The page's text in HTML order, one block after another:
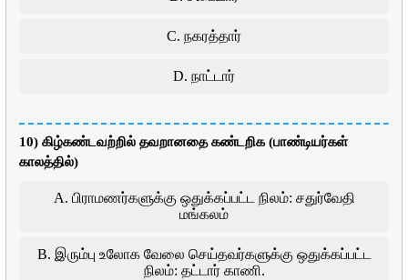
C. நகரத்தார்
D. நாட்டார்
10) கிழ்கண்டவற்றில் தவறானதை கண்டறிக (பாண்டியர்கள்
காலத்தில்)
A. பிராமணர்களுக்கு ஒதுக்கப்பட்ட நிலம்: சதுர்வேதி
மங்கலம்
B. இரும்பு உலோக வேலை செய்தவர்களுக்கு ஒதுக்கப்பட்ட
நிலம்: தட்டார் காணி.